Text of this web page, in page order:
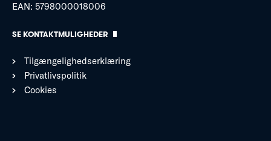
EAN: 5798000018006
SE KONTAKTMULIGHEDER
Tilgængelighedserklæring
Privatlivspolitik
Cookies